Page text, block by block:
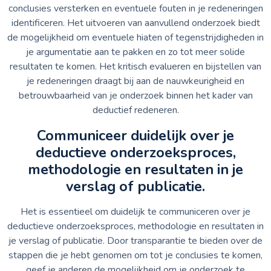
conclusies versterken en eventuele fouten in je redeneringen
identificeren. Het uitvoeren van aanvullend onderzoek biedt
de mogelijkheid om eventuele hiaten of tegenstrijdigheden in
je argumentatie aan te pakken en zo tot meer solide
resultaten te komen. Het kritisch evalueren en bijstellen van
je redeneringen draagt bij aan de nauwkeurigheid en
betrouwbaarheid van je onderzoek binnen het kader van
deductief redeneren.
Communiceer duidelijk over je
deductieve onderzoeksproces,
methodologie en resultaten in je
verslag of publicatie.
Het is essentieel om duidelijk te communiceren over je
deductieve onderzoeksproces, methodologie en resultaten in
je verslag of publicatie. Door transparantie te bieden over de
stappen die je hebt genomen om tot je conclusies te komen,